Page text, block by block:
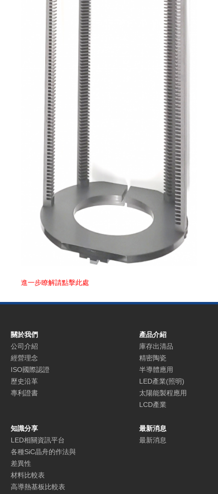
進一步瞭解請點擊此處
關於我們
公司介紹
經營理念
ISO國際認證
歷史沿革
專利證書
產品介紹
庫存出清品
精密陶瓷
半導體應用
LED產業(照明)
太陽能製程應用
LCD產業
知識分享
LED相關資訊平台
各種SiC晶舟的作法與
差異性
材料比較表
高導熱基板比較表
最新消息
最新消息